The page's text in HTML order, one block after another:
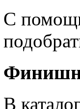
С
В